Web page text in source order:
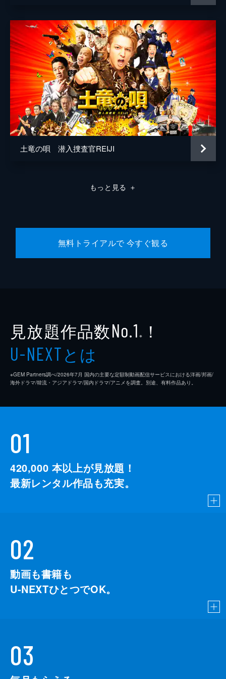
土竜の唄 潜入捜査官REIJI
もっと見る ＋
無料トライアルで 今すぐ観る
見放題作品数No.1 ※ ！
U-NEXTとは
※GEM Partners調べ/2026年7⽉ 国内の主要な定額制動画配信サービスにおける洋画/邦画/
海外ドラマ/韓流・アジアドラマ/国内ドラマ/アニメを調査。別途、有料作品あり。
01
420,000 本以上が見放題！
最新レンタル作品も充実。
02
動画も書籍も
U-NEXTひとつでOK。
03